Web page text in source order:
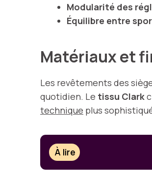
Modularité des
Équilibre entre
Matériaux et
Les revêtements des
quotidien. Le tissu Clark
technique plus
À lire